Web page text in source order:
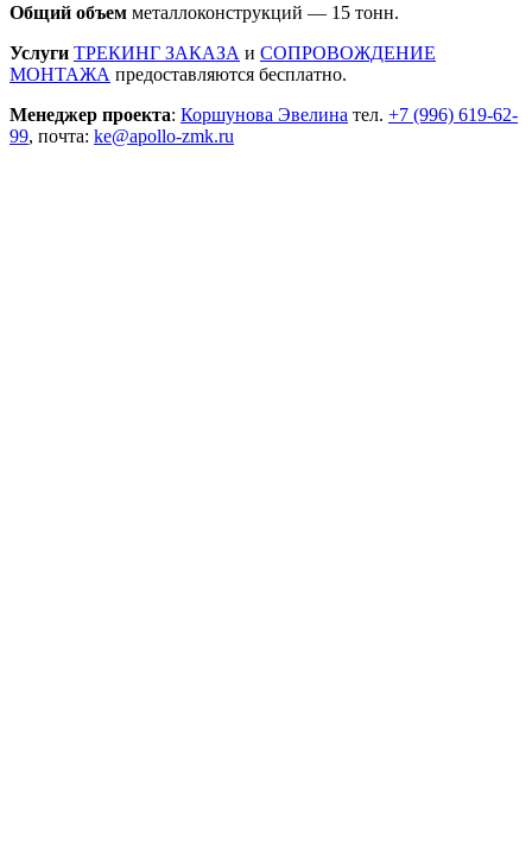
Общий объем металлоконструкций — 15 тонн.
Услуги ТРЕКИНГ ЗАКАЗА и СОПРОВОЖДЕНИЕ
МОНТАЖА предоставляются бесплатно.
Менеджер проекта: Коршунова Эвелина тел. +7 (996) 619-62-
99, почта: ke@apollo-zmk.ru